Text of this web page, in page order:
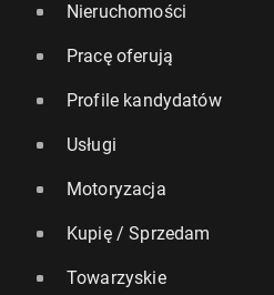
Nieruchomości
Pracę oferują
Profile kandydatów
Usługi
Motoryzacja
Kupię / Sprzedam
Towarzyskie